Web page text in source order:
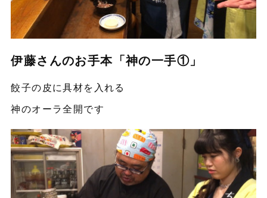
伊藤さんのお手本「神の一手①」
餃子の皮に具材を入れる
神のオーラ全開です